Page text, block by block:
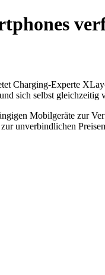
Charging-Experte
sich selbst gleichzeitig
Mobilgeräte zur
unverbindlichen